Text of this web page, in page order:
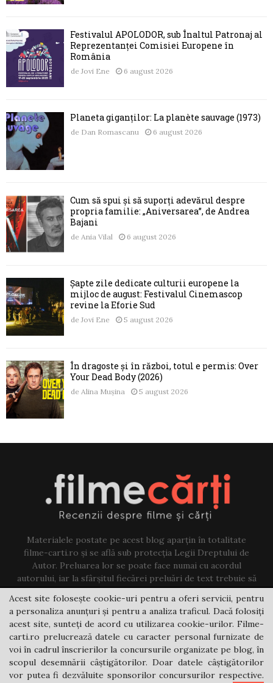
Festivalul APOLODOR, sub Înaltul Patronaj al
Reprezentanței Comisiei Europene în
România
de Jovi Ene 6 august 2026
Planeta giganților: La planète sauvage (1973)
de Dan Romascanu 6 august 2026
Cum să spui și să suporți adevărul despre
propria familie: „Aniversarea”, de Andrea
Bajani
de Ania Vilal 6 august 2026
Șapte zile dedicate culturii europene la
mijloc de august: Festivalul Cinemascop
revine la Eforie Sud
de Jovi Ene 5 august 2026
În dragoste și în război, totul e permis: Over
Your Dead Body (2026)
de Alina Mușina 5 august 2026
Materialele postate pe acest blog aparțin în totalitate
filme-carti.ro și se află sub protecția Legii Dreptului de
Autor. Preluarea lor se poate face numai cu acordul
autorului, iar la sfârșitul fiecărei preluări de text trebuie să
existe un link către acest blog.
Contact us:jovi@filme-carti.ro
Acest site folosește cookie-uri pentru a oferi servicii, pentru
a personaliza anunțuri și pentru a analiza traficul. Dacă folosiți
acest site, sunteți de acord cu utilizarea cookie-urilor. Filme-
carti.ro prelucrează datele cu caracter personal furnizate de
voi în cadrul înscrierilor la concursurile organizate pe blog, în
scopul desemnării câștigătorilor. Doar datele câștigătorilor
vor putea fi dezvăluite sponsorilor concursurilor respective.